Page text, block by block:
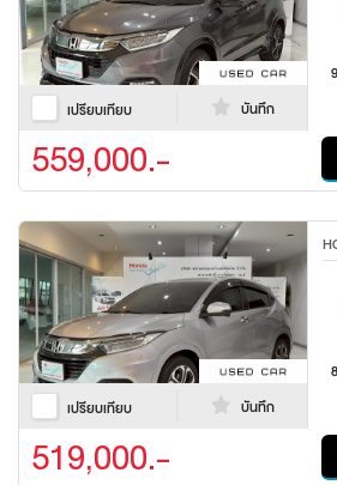
เปรียบเทียบ บันทึก
559,000.-
เปรียบเทียบ บันทึก
519,000.-